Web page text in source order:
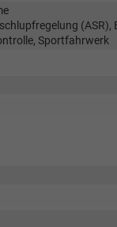
Sportfahrwerk